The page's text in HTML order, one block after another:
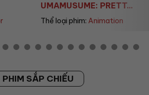
UMAMUSUME: PRETT...
Thể loại phim: Animation
PHIM SẮP CHIẾU